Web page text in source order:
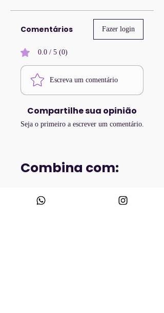
Comentários Fazer login
0.0 / 5 (0)
Escreva um comentário
Compartilhe sua opinião
Seja o primeiro a escrever um comentário.
Combina com: